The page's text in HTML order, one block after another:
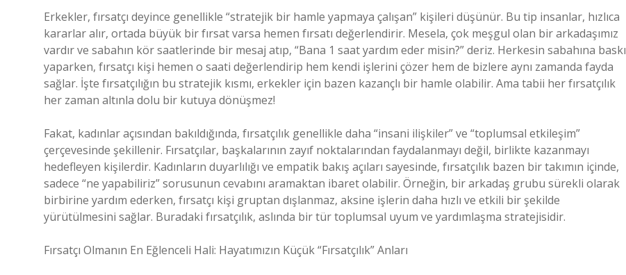
Erkekler, fırsatçı deyince genellikle “stratejik bir hamle yapmaya çalışan” kişileri düşünür. Bu tip insanlar, hızlıca
kararlar alır, ortada büyük bir fırsat varsa hemen fırsatı değerlendirir. Mesela, çok meşgul olan bir arkadaşımız
vardır ve sabahın kör saatlerinde bir mesaj atıp, “Bana 1 saat yardım eder misin?” deriz. Herkesin sabahına baskı
yaparken, fırsatçı kişi hemen o saati değerlendirip hem kendi işlerini çözer hem de bizlere aynı zamanda fayda
sağlar. İşte fırsatçılığın bu stratejik kısmı, erkekler için bazen kazançlı bir hamle olabilir. Ama tabii her fırsatçılık
her zaman altınla dolu bir kutuya dönüşmez!
Fakat, kadınlar açısından bakıldığında, fırsatçılık genellikle daha “insani ilişkiler” ve “toplumsal etkileşim”
çerçevesinde şekillenir. Fırsatçılar, başkalarının zayıf noktalarından faydalanmayı değil, birlikte kazanmayı
hedefleyen kişilerdir. Kadınların duyarlılığı ve empatik bakış açıları sayesinde, fırsatçılık bazen bir takımın içinde,
sadece “ne yapabiliriz” sorusunun cevabını aramaktan ibaret olabilir. Örneğin, bir arkadaş grubu sürekli olarak
birbirine yardım ederken, fırsatçı kişi gruptan dışlanmaz, aksine işlerin daha hızlı ve etkili bir şekilde
yürütülmesini sağlar. Buradaki fırsatçılık, aslında bir tür toplumsal uyum ve yardımlaşma stratejisidir.
Fırsatçı Olmanın En Eğlenceli Hali: Hayatımızın Küçük “Fırsatçılık” Anları